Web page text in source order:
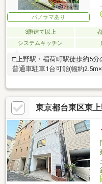
パノラマあり
3階建て以上
システムキッチン
□上野駅・稲荷町駅徒歩約5
普通車駐車1台可能(幅約
東京都台東区東